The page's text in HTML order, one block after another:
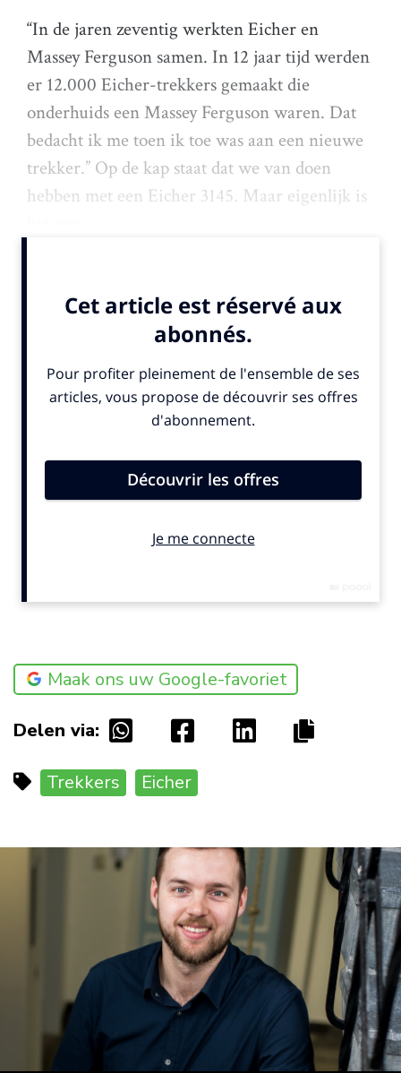
“In de jaren zeventig werkten Eicher en
Massey Ferguson samen. In 12 jaar tijd werden
er 12.000 Eicher-trekkers gemaakt die
onderhuids een Massey Ferguson waren. Dat
bedacht ik me toen ik toe was aan een nieuwe
trekker.” Op de kap staat dat we van doen
hebben met een Eicher 3145. Maar eigenlijk is
Maak ons uw Google-favoriet
Delen via:
Trekkers Eicher